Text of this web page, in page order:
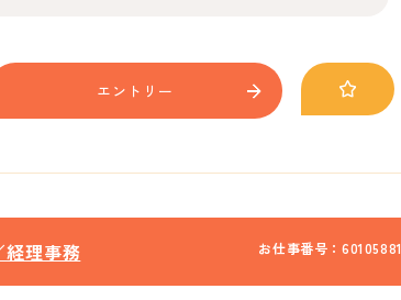
エントリー
お仕事番号：60105881
経理事務